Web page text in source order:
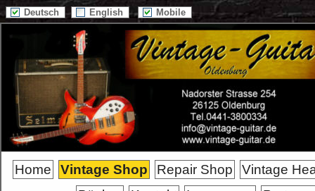
Deutsch English Mobile
Home Vintage Shop Repair Shop
Vintage